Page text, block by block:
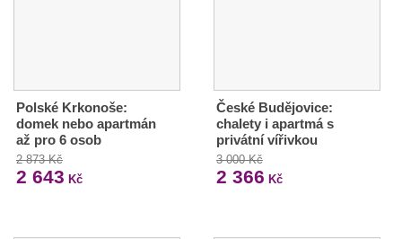
Polské Krkonoše:
domek nebo apartmán
až pro 6 osob
2 873 Kč
2 643 Kč
České Budějovice:
chalety i apartmá s
privátní vířivkou
3 000 Kč
2 366 Kč